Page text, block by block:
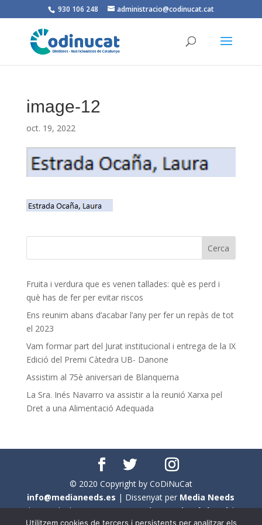
930 106 248 administracio@codinucat.cat
image-12
oct. 19, 2022
Fruita i verdura que es venen tallades: què es perd i
què has de fer per evitar riscos
Ens reunim abans d’acabar l’any per fer un repàs de tot
el 2023
Vam formar part del Jurat institucional i entrega de la IX
Edició del Premi Càtedra UB- Danone
Assistim al 75è aniversari de Blanquerna
La Sra. Inés Navarro va assistir a la reunió Xarxa pel
Dret a una Alimentació Adequada
© 2020 Copyright by CoDiNuCat
info@medianeeds.es | Dissenyat per Media Needs
| Tots els drets reservats aCoDiNuCat |Avís legal|
Utilitzem cookies de tercers i persistents per analitzar els